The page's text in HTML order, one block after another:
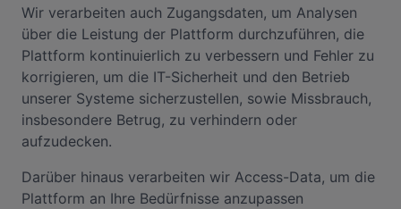
Wir verarbeiten auch Zugangsdaten, um Analysen
über die Leistung der Plattform durchzuführen, die
Plattform kontinuierlich zu verbessern und Fehler zu
korrigieren, um die IT-Sicherheit und den Betrieb
unserer Systeme sicherzustellen, sowie Missbrauch,
insbesondere Betrug, zu verhindern oder
aufzudecken.
Darüber hinaus verarbeiten wir Access-Data, um die
Plattform an Ihre Bedürfnisse anzupassen